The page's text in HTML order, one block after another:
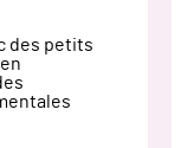
des petits